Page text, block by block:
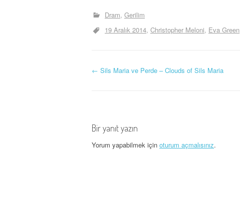
Dram Gerilim
19 Aralık 2014 Christopher Meloni Eva Green
Y
ı
← Sils Maria ve Perde – Clouds of Sils Maria
Bir yanıt yazın
Yorum yapabilmek için oturum açmalısınız.